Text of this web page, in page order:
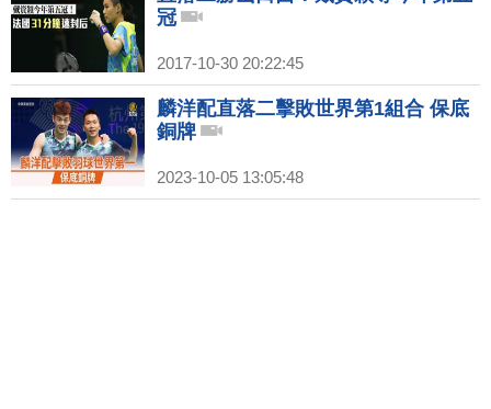
冠
2017-10-30 20:22:45
麟洋配直落二擊敗世界第1組合 保底
銅牌
2023-10-05 13:05:48